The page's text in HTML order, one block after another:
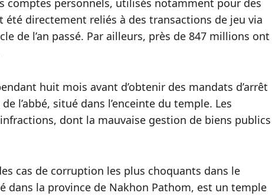
comptes personnels, utilisés notamment pour des
directement reliés à des transactions de jeu via
de l’an passé. Par ailleurs, près de 847 millions ont
huit mois avant d’obtenir des mandats d’arrêt
l’abbé, situé dans l’enceinte du temple. Les
dont la mauvaise gestion de biens publics
cas de corruption les plus choquants dans le
dans la province de Nakhon Pathom, est un temple